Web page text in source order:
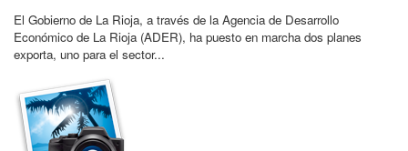
de
publicación:
El Gobierno de La Rioja, a través de la Agencia de Desarrollo
Económico de La Rioja (ADER), ha puesto en marcha dos planes
exporta, uno para el sector...